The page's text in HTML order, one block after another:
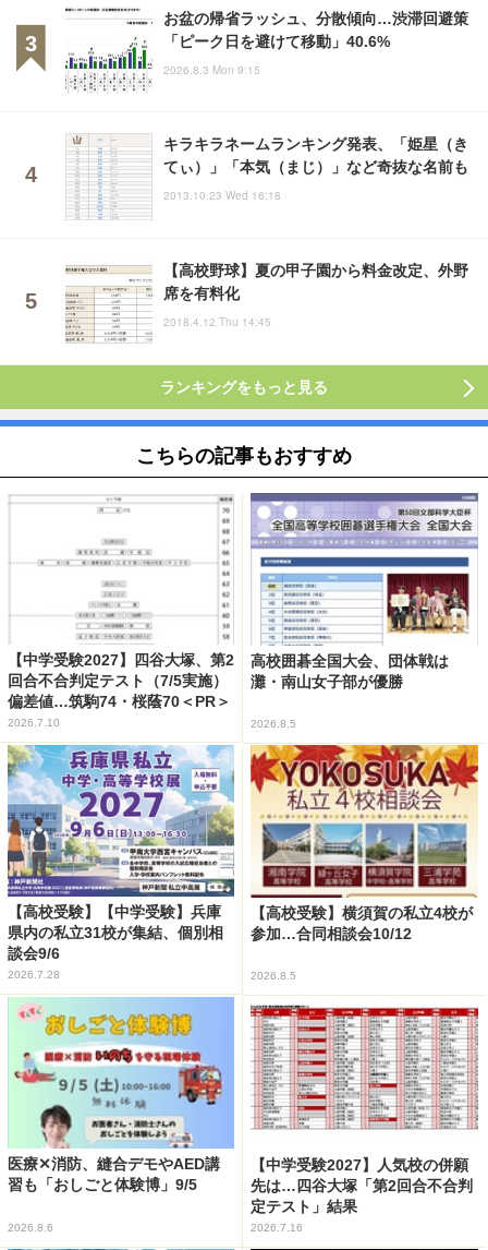
お盆の帰省ラッシュ、分散傾向…渋滞回避策
「ピーク日を避けて移動」40.6%
2026.8.3 Mon 9:15
キラキラネームランキング発表、「姫星（き
てぃ）」「本気（まじ）」など奇抜な名前も
2013.10.23 Wed 16:18
【高校野球】夏の甲子園から料金改定、外野
席を有料化
2018.4.12 Thu 14:45
ランキングをもっと見る
こちらの記事もおすすめ
【中学受験2027】四谷大塚、第2
回合不合判定テスト（7/5実施）
偏差値…筑駒74・桜蔭70＜PR＞
2026.7.10
高校囲碁全国大会、団体戦は
灘・南山女子部が優勝
2026.8.5
【高校受験】【中学受験】兵庫
県内の私立31校が集結、個別相
談会9/6
2026.7.28
【高校受験】横須賀の私立4校が
参加…合同相談会10/12
2026.8.5
医療✕消防、縫合デモやAED講
習も「おしごと体験博」9/5
2026.8.6
【中学受験2027】人気校の併願
先は…四谷大塚「第2回合不合判
定テスト」結果
2026.7.16